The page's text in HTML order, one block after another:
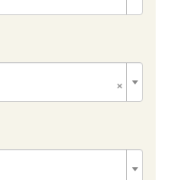
×